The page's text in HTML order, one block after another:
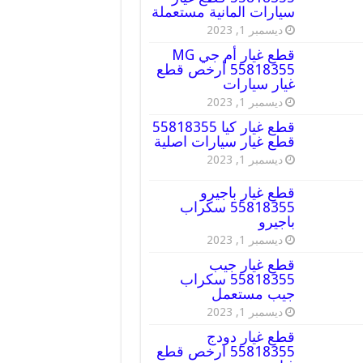
سيارات المانية مستعملة
ديسمبر 1, 2023
قطع غيار أم جي MG
55818355 أرخص قطع
غيار سيارات
ديسمبر 1, 2023
قطع غيار كيا 55818355
قطع غيار سيارات اصلية
ديسمبر 1, 2023
قطع غيار باجيرو
55818355 سكراب
باجيرو
ديسمبر 1, 2023
قطع غيار جيب
55818355 سكراب
جيب مستعمل
ديسمبر 1, 2023
قطع غيار دودج
55818355 ارخص قطع